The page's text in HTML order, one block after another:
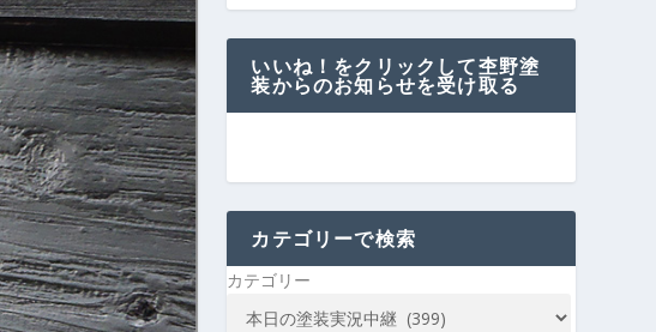
いいね！をクリックして杢野塗
装からのお知らせを受け取る
カテゴリーで検索
カテゴリー